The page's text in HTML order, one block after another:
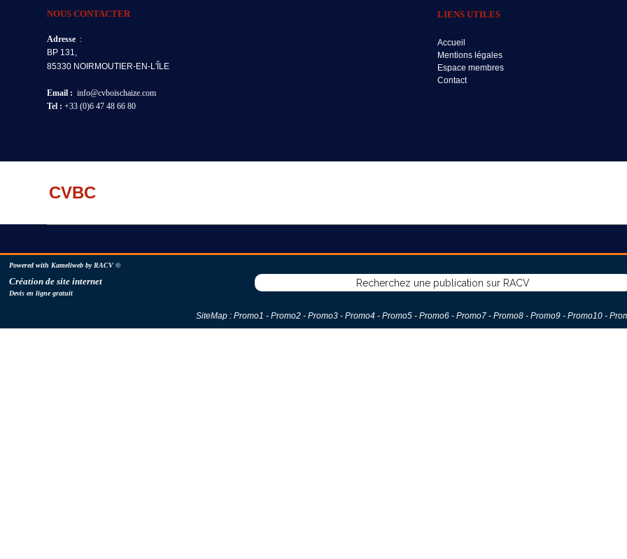
NOUS CONTACTER LIENS UTILES
Accueil
Mentions légales
Espace membres
Contact
Adresse :
BP 131,
85330 NOIRMOUTIER-EN-L'ÎLE
Email : info@cvboischaize.com
Tel : +33 (0)6 47 48 66 80
CVBC
Powered with Kameliweb by RACV©
Création de site internet
Devis en ligne gratuit
SiteMap : Promo1 - Promo2 - Promo3 - Promo4 - Promo5 - Promo6 - Promo7 - Promo8 - Promo9 - Promo10 -